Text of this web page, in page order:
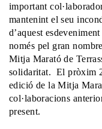
important
mantenint el seu
d’aquest
només pel gran
Mitja Marató de
solidaritat. El pròxim
edició de la Mitja
col·laboracions
present.